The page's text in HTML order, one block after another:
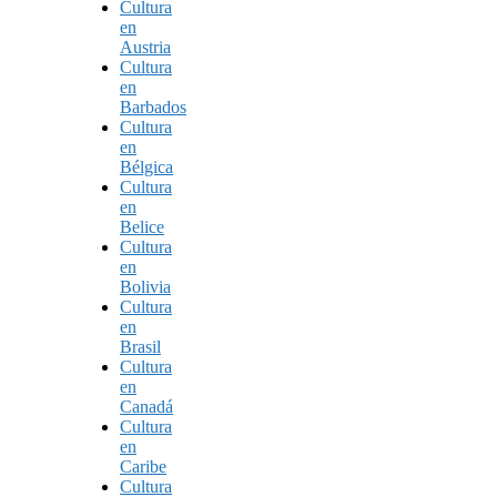
Cultura
en
Austria
Cultura
en
Barbados
Cultura
en
Bélgica
Cultura
en
Belice
Cultura
en
Bolivia
Cultura
en
Brasil
Cultura
en
Canadá
Cultura
en
Caribe
Cultura